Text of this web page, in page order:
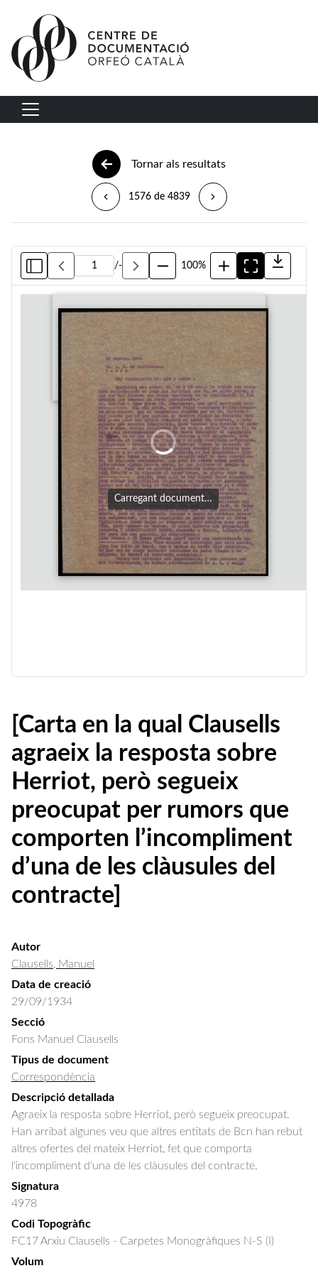
Vés al contingut
Navegació principal
Tornar als resultats
1576 de 4839
/- 100%
Carregant document…
[Carta en la qual Clausells
agraeix la resposta sobre
Herriot, però segueix
preocupat per rumors que
comporten l’incompliment
d’una de les clàusules del
contracte]
Autor
Clausells, Manuel
Data de creació
29/09/1934
Secció
Fons Manuel Clausells
Tipus de document
Correspondència
Descripció detallada
Agraeix la resposta sobre Herriot, però segueix preocupat.
Han arribat algunes veu que altres entitats de Bcn han rebut
altres ofertes del mateix Herriot, fet que comporta
l'incompliment d'una de les clàusules del contracte.
Signatura
4978
Codi Topogràfic
FC17 Arxiu Clausells - Carpetes Monogràfiques N-S (I)
Volum